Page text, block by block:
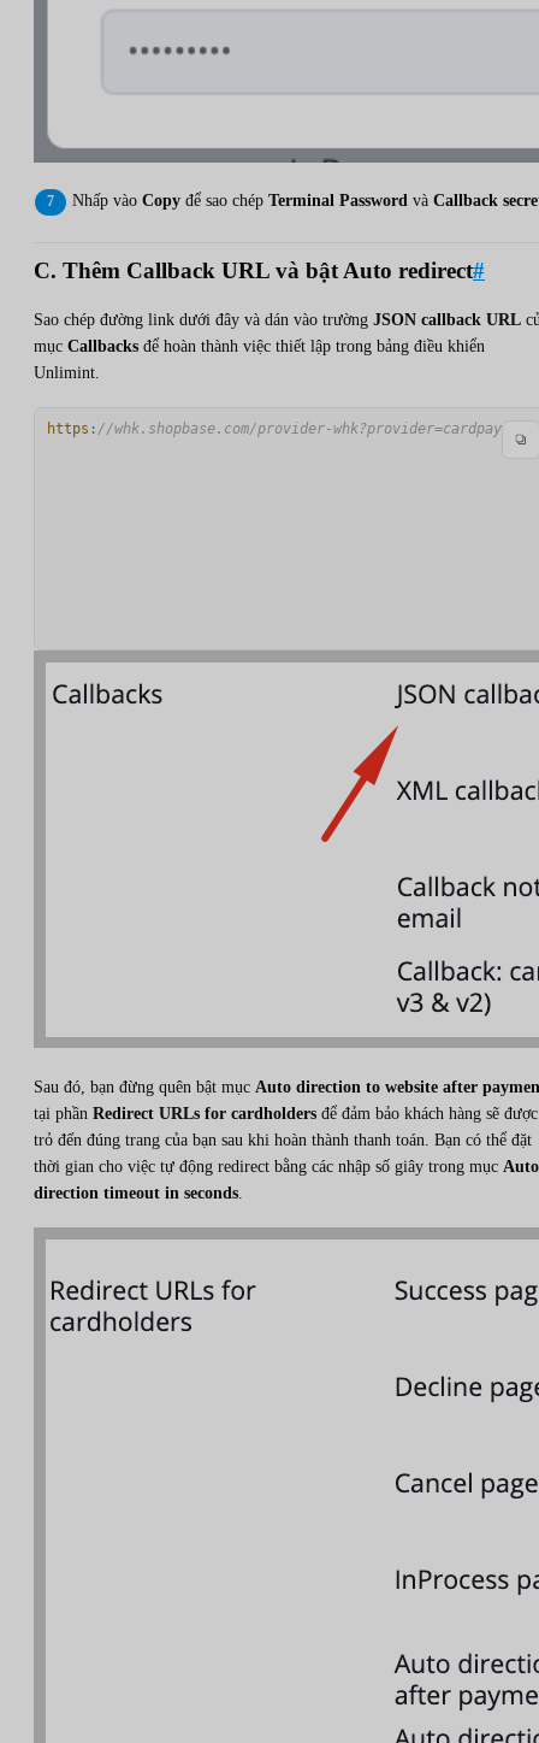
Nhấp vào Copy để sao chép Terminal Password và Callback
C. Thêm Callback URL và bật Auto redirect#
Sao chép đường link dưới đây và dán vào trường JSON callback URL
mục Callbacks để hoàn thành việc thiết lập trong bảng điều khiển
Unlimint.
https : //whk.shopbase.com/provider-whk?provider=cardpay
Sau đó, bạn đừng quên bật mục Auto direction to website after
tại phần Redirect URLs for cardholders để đảm bảo khách hàng sẽ được
trỏ đến đúng trang của bạn sau khi hoàn thành thanh toán. Bạn có thể đặt
thời gian cho việc tự động redirect bằng các nhập số giây trong mục Auto
direction timeout in seconds